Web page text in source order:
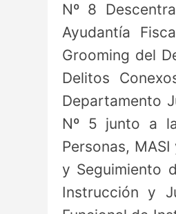
Nº 8
Ayudantía
Grooming del
Delitos
Departamento
Nº 5 junto a
Personas,
y Seguimiento
Instrucción y